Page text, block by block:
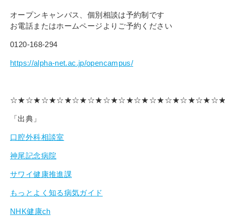
オープンキャンパス、個別相談は予約制です
お電話またはホームページよりご予約ください
0120-168-294
https://alpha-net.ac.jp/opencampus/
「出典」
口腔外科相談室
神尾記念病院
サワイ健康推進課
もっとよく知る病気ガイド
NHK健康ch